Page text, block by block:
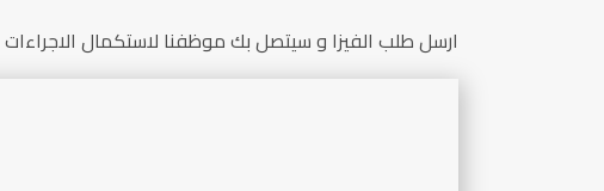
ارسل طلب الفيزا و سيتصل بك موظفنا لاستكمال الاجراءات